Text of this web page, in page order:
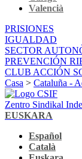
Valencià
PRISIONES
IGUALDAD
SECTOR
PREVENCIÓN
CLUB ACCIÓN
Casa > Cataluña -
Zentro Sindikal
EUSKARA
Español
Català